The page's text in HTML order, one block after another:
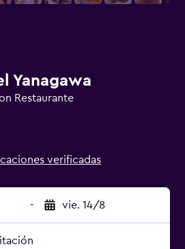
Yanagawa
Restaurante
verificadas
- vie. 14/8